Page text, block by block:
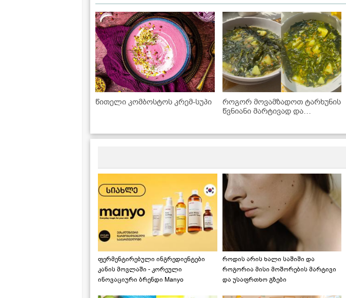
წითელი კომბოსტოს კრემ-სუპი
როგორ მოვამზადოთ ტარხუნის
წვნიანი მარტივად და
ფერმენტირებული ინგრედიენტები
კანის მოვლაში - კორეული
ინოვაციური ბრენდი Manyo
როდის არის ხალი საშიში და
როგორია მისი მოშორების მარტივი
და უსაფრთხო გზები